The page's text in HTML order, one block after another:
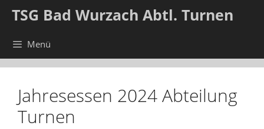
InhaltTSG Bad Wurzach Abtl. Turnen
Menü
Jahresessen 2024 Abteilung
Turnen